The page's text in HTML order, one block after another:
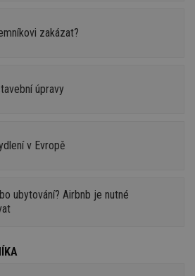
zakázat?
úpravy
v Evropě
ubytování? Airbnb je nutné